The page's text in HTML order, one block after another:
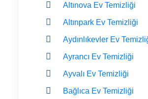
Altınova Ev Temizliği
Altınpark Ev Temizliği
Aydınlıkevler Ev
Ayrancı Ev Temizliği
Ayvalı Ev Temizliği
Bağlıca Ev Temizliği